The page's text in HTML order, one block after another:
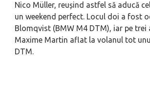
Nico Müller, reușind astfel să aducă
un weekend perfect. Locul doi a fost
Blomqvist (BMW M4 DTM), iar pe trei
Maxime Martin aflat la volanul tot
DTM.